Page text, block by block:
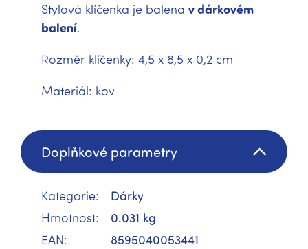
Stylová klíčenka je balena v dárkovém
balení.
Rozměr klíčenky: 4,5 x 8,5 x 0,2 cm
Materiál: kov
Doplňkové parametry
Kategorie:
Dárky
Hmotnost:
0.031 kg
EAN:
8595040053441